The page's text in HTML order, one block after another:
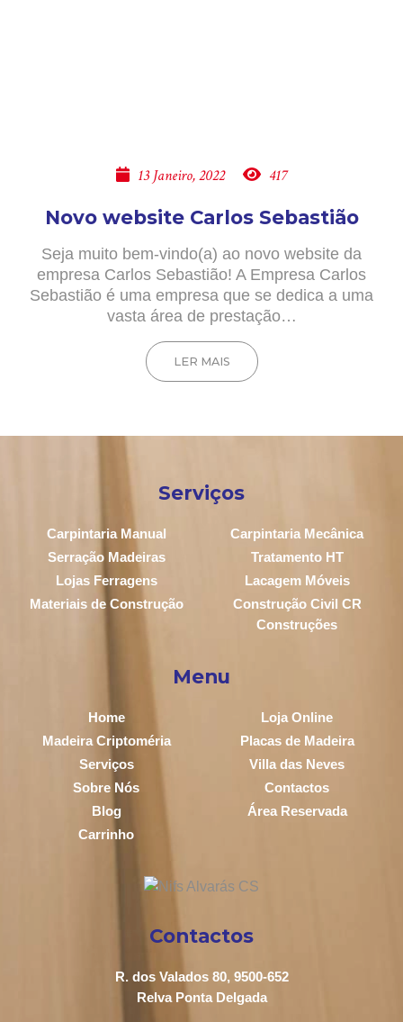
13 Janeiro, 2022 417
Novo website Carlos Sebastião
Seja muito bem-vindo(a) ao novo website da
empresa Carlos Sebastião! A Empresa Carlos
Sebastião é uma empresa que se dedica a uma
vasta área de prestação…
LER MAIS
Serviços
Carpintaria Manual
Carpintaria Mecânica
Serração Madeiras
Tratamento HT
Lojas Ferragens
Lacagem Móveis
Materiais de Construção
Construção Civil CR
Construções
Menu
Home
Loja Online
Madeira Criptoméria
Placas de Madeira
Serviços
Villa das Neves
Sobre Nós
Contactos
Blog
Área Reservada
Carrinho
Contactos
R. dos Valados 80, 9500-652
Relva Ponta Delgada